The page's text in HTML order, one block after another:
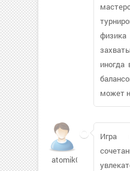
может
atomik08692
Игра